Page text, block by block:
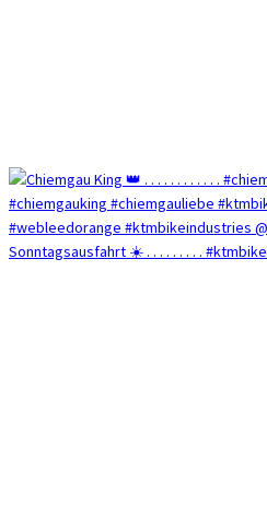
Sonntagsausfahrt ☀️ . . . . . . . . . #ktmbike